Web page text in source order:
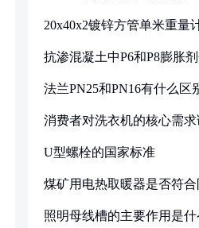
20x40x2镀锌方管单米重量
抗渗混凝土中P6和P8膨胀
法兰PN25和PN16有什么区
消费者对洗衣机的核心需
U型螺栓的国家标准
煤矿用电热取暖器是否符
照明母线槽的主要作用是什